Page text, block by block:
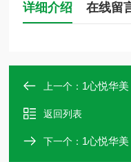
详细介绍 在线留
上一个： 1心悦华
返回列表
下一个： 1心悦华